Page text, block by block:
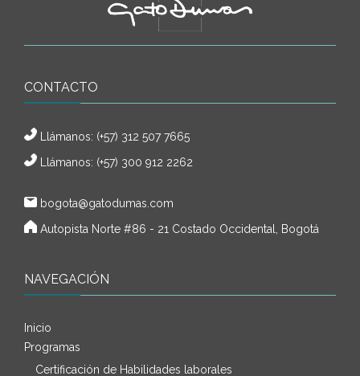
CONTACTO
Llámanos: (+57) 312 507 7665
Llámanos: (+57) 300 912 2262
bogota@gatodumas.com
Autopista Norte #86 - 21 Costado Occidental, Bogotá
NAVEGACIÓN
Inicio
Programas
Certificación de Habilidades laborales